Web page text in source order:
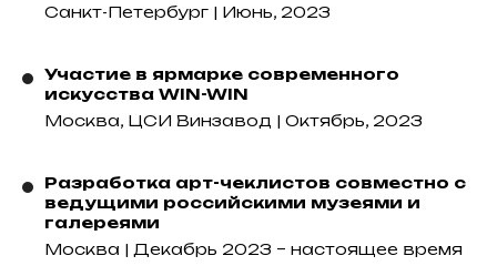
Санкт-Петербург | Июнь, 2023
Участие в ярмарке современного
искусства WIN-WIN
Москва, ЦСИ Винзавод | Октябрь, 2023
Разработка арт-чеклистов совместно с
ведущими российскими музеями и
галереями
Москва | Декабрь 2023 – настоящее время